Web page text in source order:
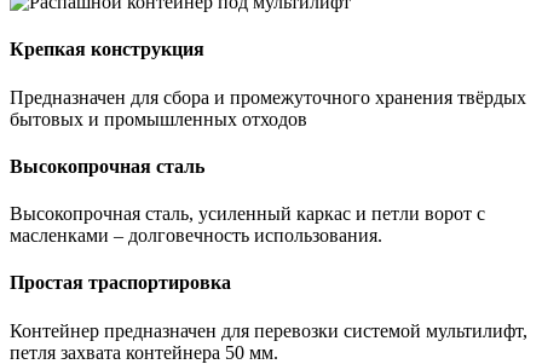
Крепкая конструкция
Предназначен для сбора и промежуточного хранения твёрдых
бытовых и промышленных отходов
Высокопрочная сталь
Высокопрочная сталь, усиленный каркас и петли ворот с
масленками – долговечность использования.
Простая траспортировка
Контейнер предназначен для перевозки системой мультилифт,
петля захвата контейнера 50 мм.